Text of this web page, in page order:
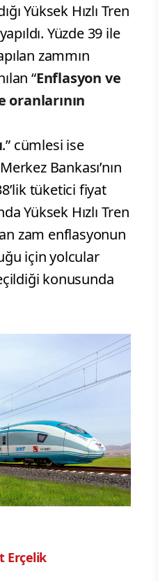
Yüksek Hızlı Tren
Yüzde 39 ile
zammın
“Enflasyon ve
.” cümlesi ise
Bankası’nın
tüketici fiyat
Yüksek Hızlı Tren
zam enflasyonun
için yolcular
konusunda
Erçelik